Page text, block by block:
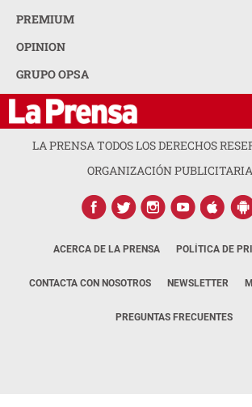
PREMIUM
OPINION
GRUPO OPSA
LA PRENSA TODOS LOS DERECHOS
ORGANIZACIÓN
ACERCA DE LA PRENSA POLÍTICA DE
CONTACTA CON NOSOTROS NEWSLETTER
PREGUNTAS FRECUENTES